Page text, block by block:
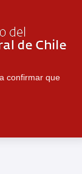
confirmar que